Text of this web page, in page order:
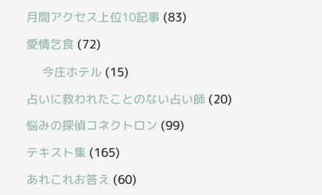
月間アクセス上位10記事 (83)
愛情乞食 (72)
今庄ホテル (15)
占いに救われたことのない占い師 (20)
悩みの探偵コネクトロン (99)
テキスト集 (165)
あれこれお答え (60)